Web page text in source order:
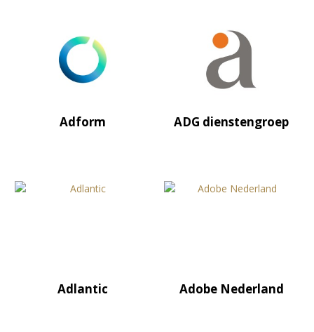
Adform ADG dienstengroep
Adlantic Adobe Nederland